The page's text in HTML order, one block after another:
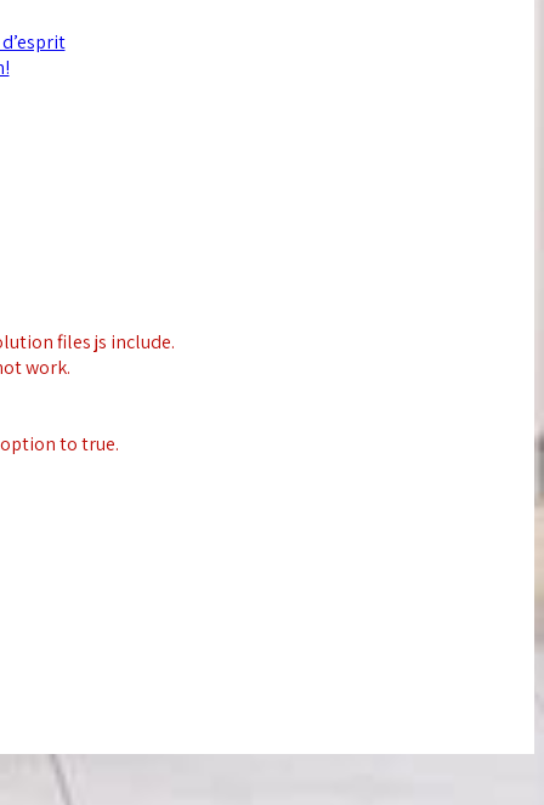
files js include.
work.
to true.